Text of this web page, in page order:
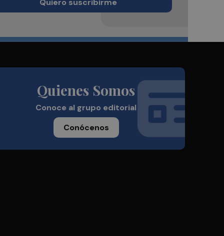
Quienes Somos
Conoce al grupo editorial
Conócenos